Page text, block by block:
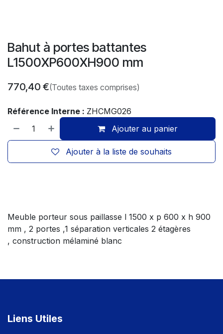
Bahut à portes battantes
L1500XP600XH900 mm
770,40 €(Toutes taxes comprises)
Référence Interne : ZHCMG026
Ajouter au panier
Ajouter à la liste de souhaits
Meuble porteur sous paillasse l 1500 x p 600 x h 900
mm , 2 portes ,1 séparation verticales 2 étagères
, construction mélaminé blanc
Liens Utiles